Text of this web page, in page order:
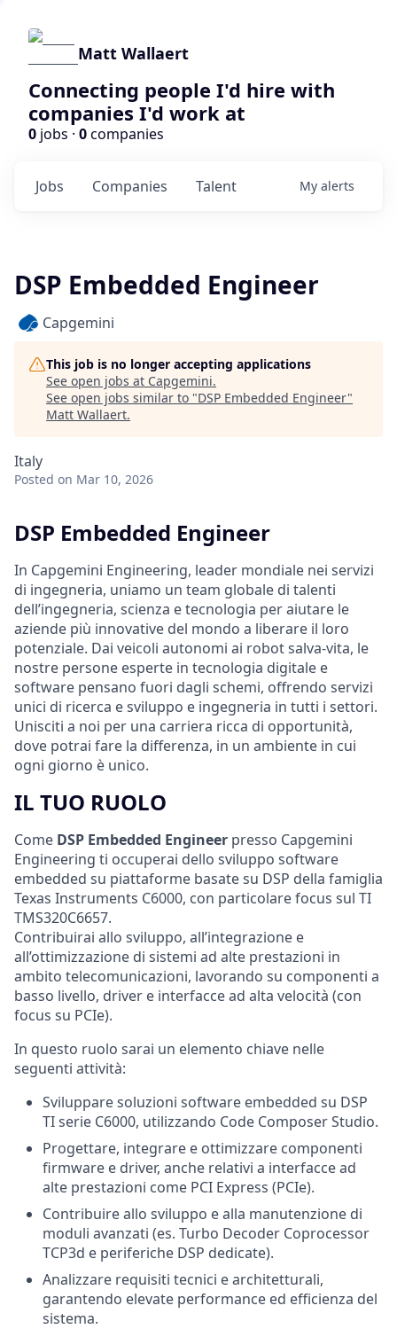
Matt Wallaert
Connecting people I'd hire with
companies I'd work at
0 jobs · 0companies
Jobs Companies Talent My alerts
DSP Embedded Engineer
Capgemini
This job is no longer accepting applications
See open jobs at Capgemini.
See open jobs similar to "DSP Embedded Engineer"
Matt Wallaert.
Italy
Posted on Mar 10, 2026
DSP Embedded Engineer
In Capgemini Engineering, leader mondiale nei servizi
di ingegneria, uniamo un team globale di talenti
dell’ingegneria, scienza e tecnologia per aiutare le
aziende più innovative del mondo a liberare il loro
potenziale. Dai veicoli autonomi ai robot salva-vita, le
nostre persone esperte in tecnologia digitale e
software pensano fuori dagli schemi, offrendo servizi
unici di ricerca e sviluppo e ingegneria in tutti i settori.
Unisciti a noi per una carriera ricca di opportunità,
dove potrai fare la differenza, in un ambiente in cui
ogni giorno è unico.
IL TUO RUOLO
Come DSP Embedded Engineer presso Capgemini
Engineering ti occuperai dello sviluppo software
embedded su piattaforme basate su DSP della famiglia
Texas Instruments C6000, con particolare focus sul TI
TMS320C6657.
Contribuirai allo sviluppo, all’integrazione e
all’ottimizzazione di sistemi ad alte prestazioni in
ambito telecomunicazioni, lavorando su componenti a
basso livello, driver e interfacce ad alta velocità (con
focus su PCIe).
In questo ruolo sarai un elemento chiave nelle
seguenti attività:
Sviluppare soluzioni software embedded su DSP
TI serie C6000, utilizzando Code Composer Studio.
Progettare, integrare e ottimizzare componenti
firmware e driver, anche relativi a interfacce ad
alte prestazioni come PCI Express (PCIe).
Contribuire allo sviluppo e alla manutenzione di
moduli avanzati (es. Turbo Decoder Coprocessor
TCP3d e periferiche DSP dedicate).
Analizzare requisiti tecnici e architetturali,
garantendo elevate performance ed efficienza del
sistema.